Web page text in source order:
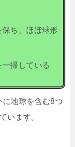
ち、ほぼ球形
掃している
に地球を含む8つ
います。